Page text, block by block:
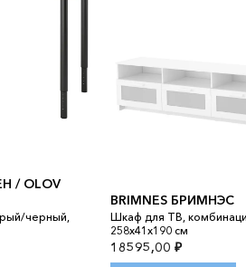
/ OLOV
черный,
BRIMNES БРИМНЭС
Шкаф для ТВ,
258x41x190 см
18595,00 ₽